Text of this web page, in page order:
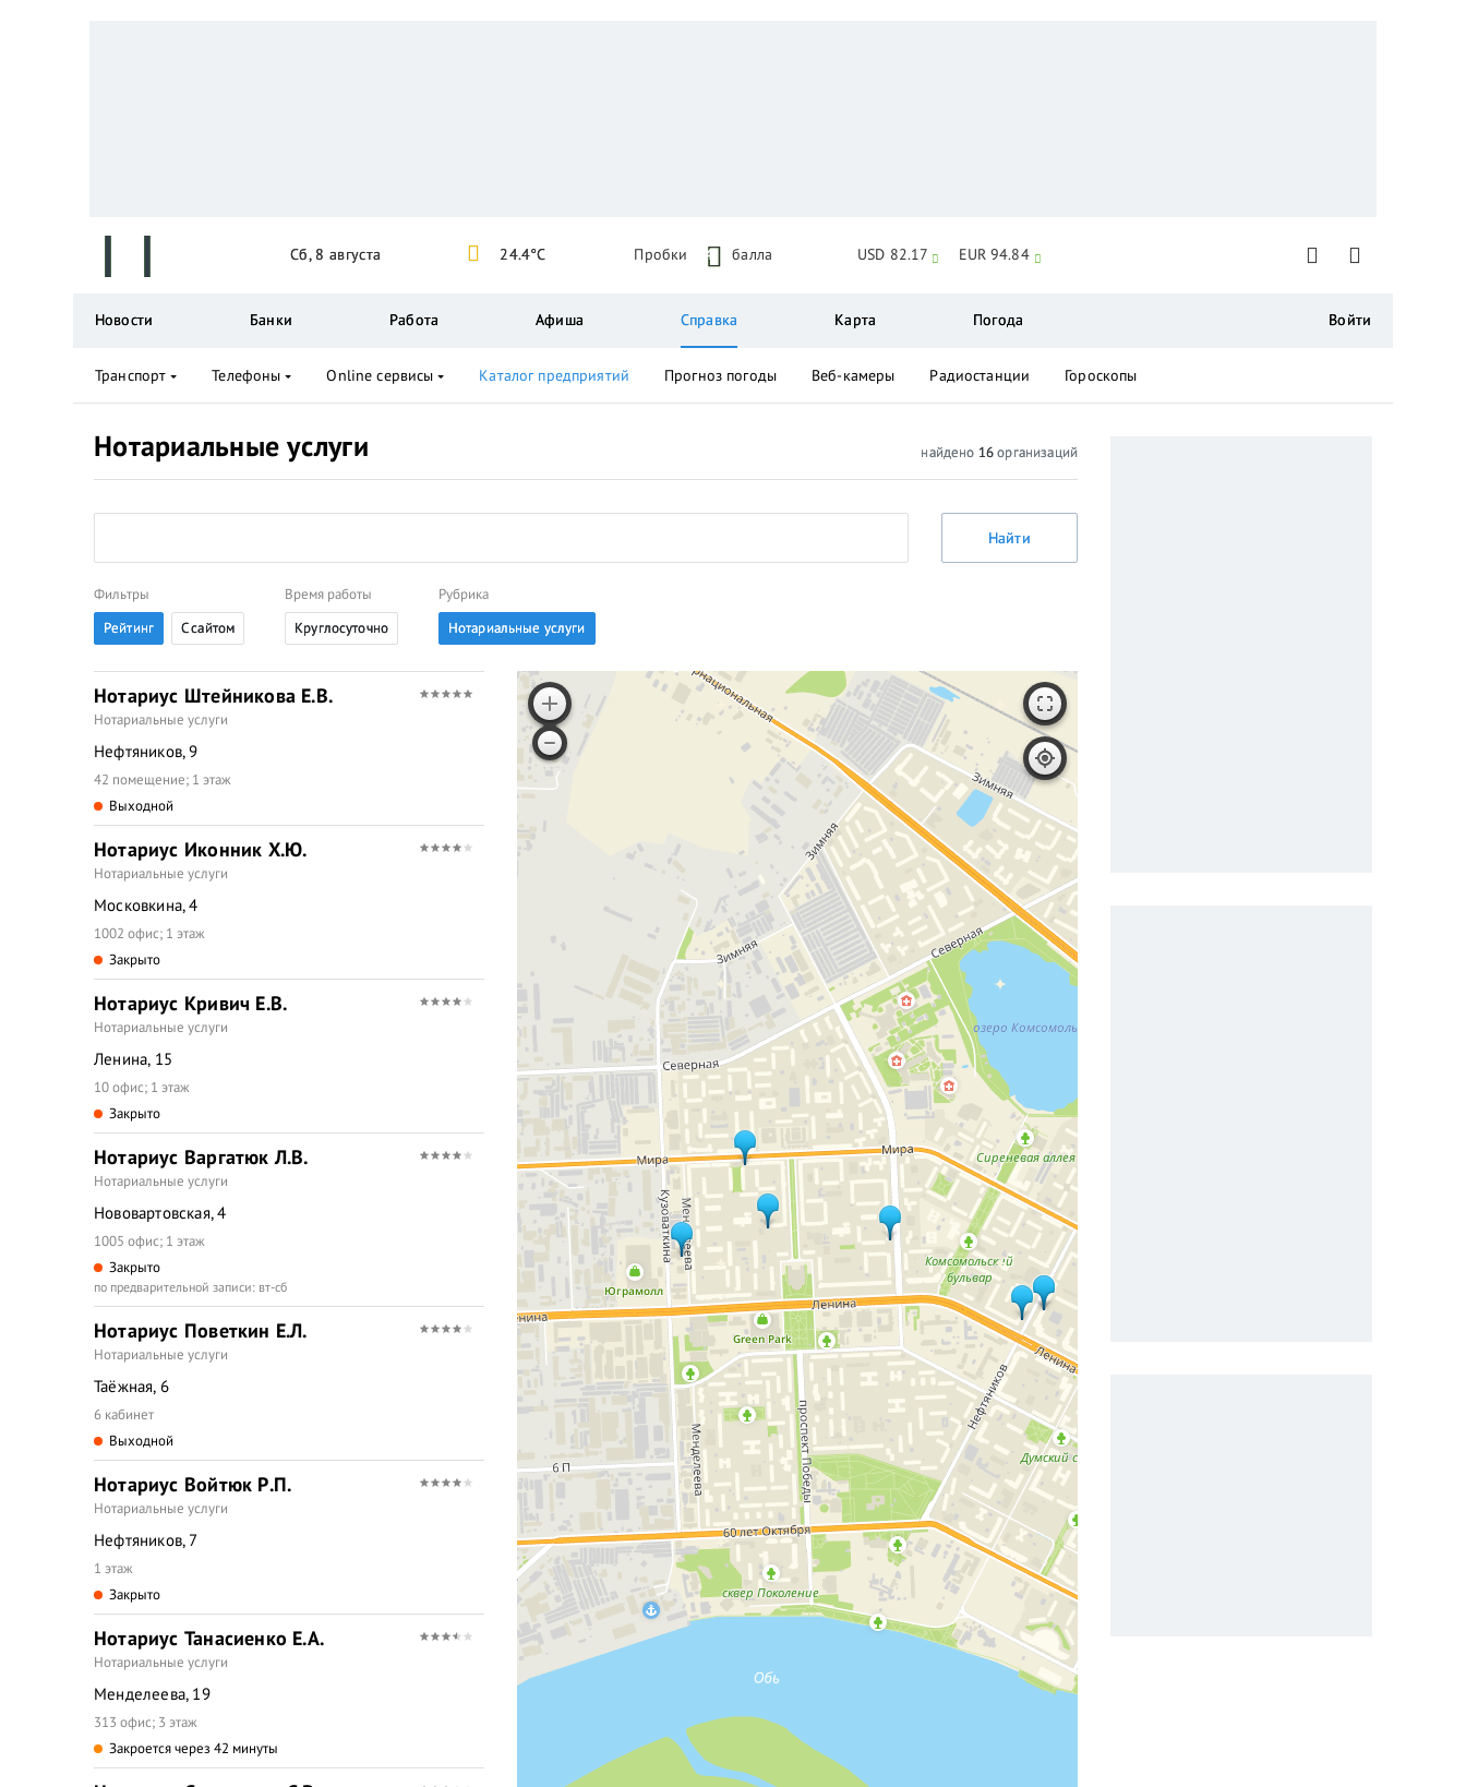
Нотариальные услуги найдено 16организаций
Фильтры
Рейтинг
C сайтом
Время работы
Круглосуточно
Рубрика
Нотариальные услуги
Нотариус Штейникова Е.В.
Нотариальные услуги
Нефтяников, 9
42 помещение; 1 этаж
Выходной
Нотариус Иконник Х.Ю.
Нотариальные услуги
Московкина, 4
1002 офис; 1 этаж
Закрыто
Нотариус Кривич Е.В.
Нотариальные услуги
Ленина, 15
10 офис; 1 этаж
Закрыто
Нотариус Варгатюк Л.В.
Нотариальные услуги
Нововартовская, 4
1005 офис; 1 этаж
Закрыто
по предварительной записи: вт-сб
Нотариус Поветкин Е.Л.
Нотариальные услуги
Таёжная, 6
6 кабинет
Выходной
Нотариус Войтюк Р.П.
Нотариальные услуги
Нефтяников, 7
1 этаж
Закрыто
Нотариус Танасиенко Е.А.
Нотариальные услуги
Менделеева, 19
313 офис; 3 этаж
Закроется через 42 минуты
Сб, 8 августа 24.4°C Пробки 4 балла USD 82.17 EUR 94.84
Новости Банки Работа Афиша Справка Карта Погода Войти
Транспорт Телефоны Online сервисы Каталог предприятий Прогноз погоды Веб-камеры Радиостанции Гороскопы